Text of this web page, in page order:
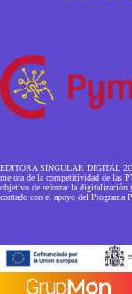
EDITORA SINGULAR DIGITAL
mejora de la competitividad de las
objetivo de reforzar la digitalización
contado con el apoyo del Programa